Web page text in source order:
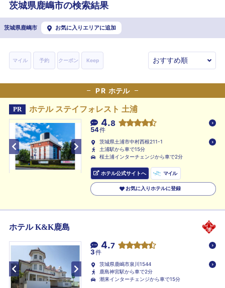
茨城県鹿嶋市の検索結果
茨城県鹿嶋市 お気に入りエリアに追加
マイル 予約 クーポン Keep
PR ホテル
PR ホテル ステイフォレスト 土浦
4.8
54件
茨城県土浦市中村西根211-1
土浦駅から車で15分
桜土浦インターチェンジから車で2分
ホテル公式サイトへ マイル
お気に入りホテルに登録
ホテル K&K鹿島
4.7
3件
茨城県鹿嶋市泉川1544
鹿島神宮駅から車で2分
潮来インターチェンジから車で15分